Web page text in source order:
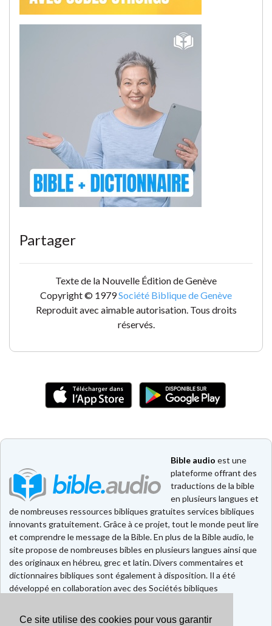
Ce site utilise des cookies pour vous garantir
Partager
Texte de la Nouvelle Édition de Genève
Copyright © 1979Société Biblique de Genève
Reproduit avec aimable autorisation. Tous droits
réservés.
Bible audio est une
plateforme offrant des
traductions de la bible
en plusieurs langues et
de nombreuses ressources bibliques gratuites services bibliques
innovants gratuitement. Grâce à ce projet, tout le monde peut lire
et comprendre le message de la Bible. En plus de la Bible audio, le
site propose de nombreuses bibles en plusieurs langues ainsi que
des originaux en hébreu, grec et latin. Divers commentaires et
dictionnaires bibliques sont également à disposition. Il a été
développé en collaboration avec des Sociétés bibliques
Faire un don